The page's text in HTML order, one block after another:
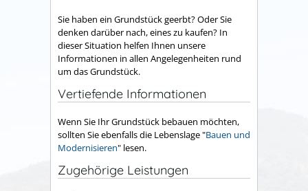
Sie haben ein Grundstück geerbt? Oder Sie
denken darüber nach, eines zu kaufen? In
dieser Situation helfen Ihnen unsere
Informationen in allen Angelegenheiten rund
um das Grundstück.
Vertiefende Informationen
Wenn Sie Ihr Grundstück bebauen möchten,
sollten Sie ebenfalls die Lebenslage "Bauen und
Modernisieren" lesen.
Zugehörige Leistungen